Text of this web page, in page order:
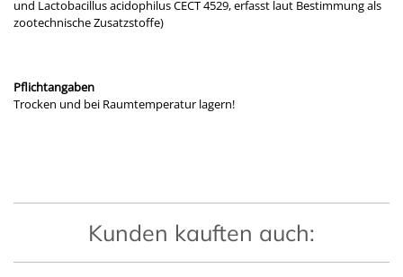
und Lactobacillus acidophilus CECT 4529, erfasst laut Bestimmung als
zootechnische Zusatzstoffe)
Pflichtangaben
Trocken und bei Raumtemperatur lagern!
Kunden kauften auch: